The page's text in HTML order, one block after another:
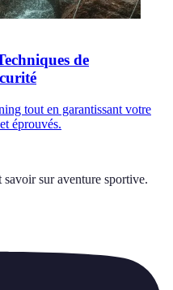
de
tout en garantissant votre
éprouvés.
savoir sur aventure sportive.